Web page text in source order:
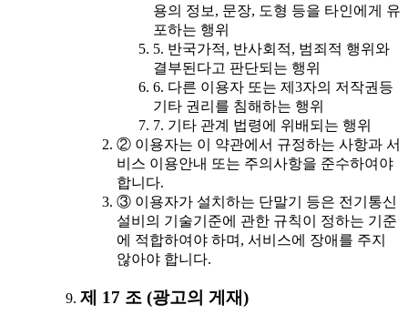
용의 정보, 문장, 도형 등을 타인에게 유
포하는 행위
5. 반국가적, 반사회적, 범죄적 행위와
결부된다고 판단되는 행위
6. 다른 이용자 또는 제3자의 저작권등
기타 권리를 침해하는 행위
7. 기타 관계 법령에 위배되는 행위
② 이용자는 이 약관에서 규정하는 사항과 서
비스 이용안내 또는 주의사항을 준수하여야
합니다.
③ 이용자가 설치하는 단말기 등은 전기통신
설비의 기술기준에 관한 규칙이 정하는 기준
에 적합하여야 하며, 서비스에 장애를 주지
않아야 합니다.
제 17 조 (광고의 게재)